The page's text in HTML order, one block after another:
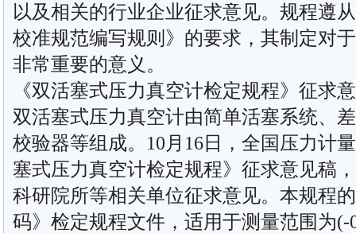
以及相关的行业企业征求意见。规程遵
校准规范编写规则》的要求，其制定对
非常重要的意义。
《双活塞式压力真空计检定规程》征求
双活塞式压力真空计由简单活塞系统、
校验器等组成。10月16日，全国压力计
塞式压力真空计检定规程》征求意见稿
科研院所等相关单位征求意见。本规程
码》检定规程文件，适用于测量范围为(-